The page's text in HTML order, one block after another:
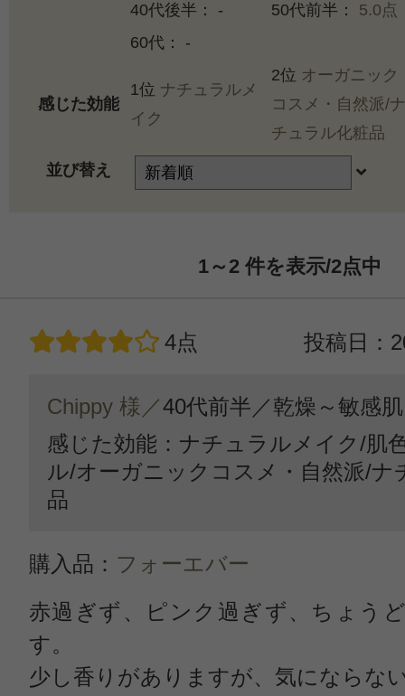
40代後半： -
50代前半： 5.0点
60代： -
感じた効能
1位 ナチュラルメ
イク
2位 オーガニック
コスメ・自然派/ナ
チュラル化粧品
並び替え
1～2件を表示/2点中
4点 投稿日：
Chippy 様／40代前半／乾燥～敏感肌
感じた効能：ナチュラルメイク/肌
ル/オーガニックコスメ・自然派/ナ
品
購入品： フォーエバー
赤過ぎず、ピンク過ぎず、ちょう
す。
少し香りがありますが、気にならな